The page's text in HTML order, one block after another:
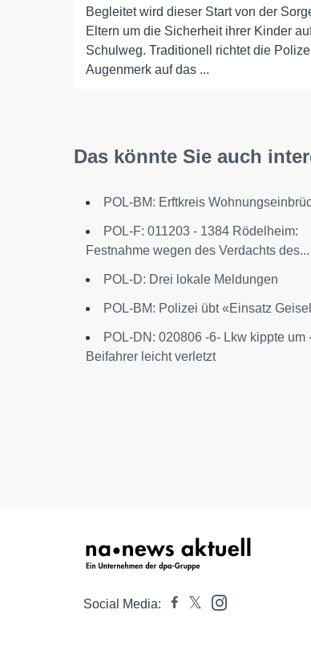
Begleitet wird dieser Start von der
Eltern um die Sicherheit ihrer Kinder
Schulweg. Traditionell richtet die
Augenmerk auf das ...
Das könnte Sie auch
POL-BM: Erftkreis
POL-F: 011203 - 1384 Rödelheim:
Festnahme wegen des Verdachts des...
POL-D: Drei lokale Meldungen
POL-BM: Polizei übt «Einsatz
POL-DN: 020806 -6- Lkw kippte um
Beifahrer leicht verletzt
Social Media: